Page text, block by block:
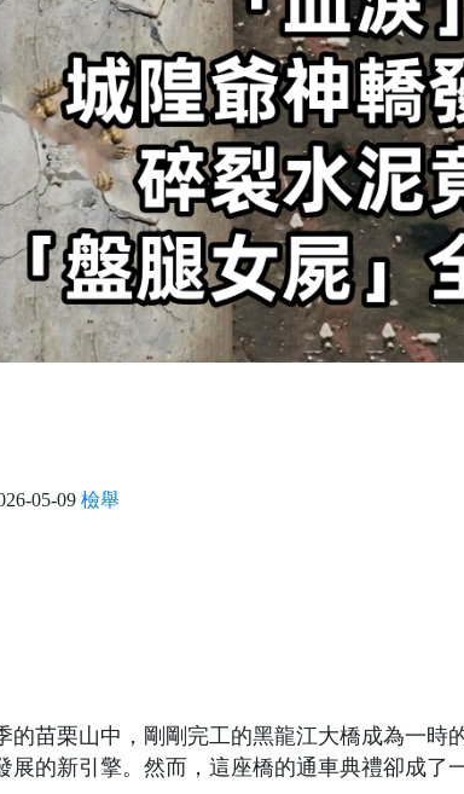
05-09 檢舉
的苗栗山中，剛剛完工的黑龍江大橋成為一時
展的新引擎。然而，這座橋的通車典禮卻成了